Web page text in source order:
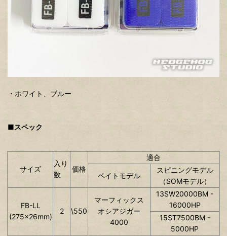
・ホワイト、ブルー
■スペック
サイズ
入り
数
価格
適合
ベイトモデル
スピニングモデル
（SOMモデル）
FB-LL
(275×26mm)
2 \550
マーフィックス
オシアジガー
4000
13SW20000BM -
16000HP
15ST7500BM -
5000HP